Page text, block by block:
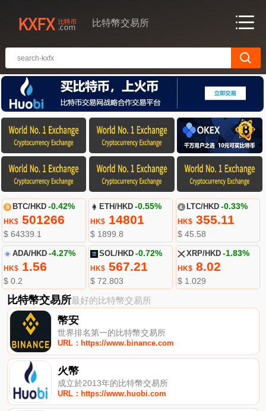
比特幣交易所
BTC/HKD -0.42%
HK$501266
$ 64339.1
ETH/HKD -0.55%
HK$ 14801
$ 1899.8
LTC/HKD -0.33%
HK$355.11
$ 45.58
ADA/HKD -4.27%
HK$1.56
$ 0.2
SOL/HKD -0.72%
HK$ 567.21
$ 72.803
XRP/HKD -1.83%
HK$8.02
$ 1.029
比特幣交易所最好的比特幣交易所
幣安
世界排名第一的比特幣交易所
URL：https://www.binance.com
火幣
成立於2013年的比特幣交易所
URL：https://www.huobi.com